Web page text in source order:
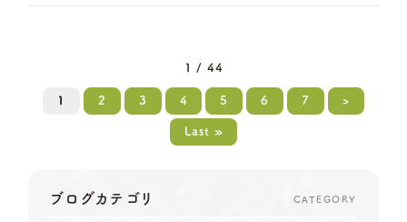
1 / 44
1 2 3 4 5 6 7 >
Last »
ブログカテゴリ CATEGORY